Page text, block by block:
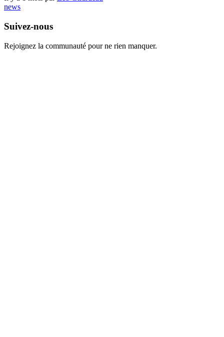
news
Suivez-nous
Rejoignez la communauté pour ne rien manquer.